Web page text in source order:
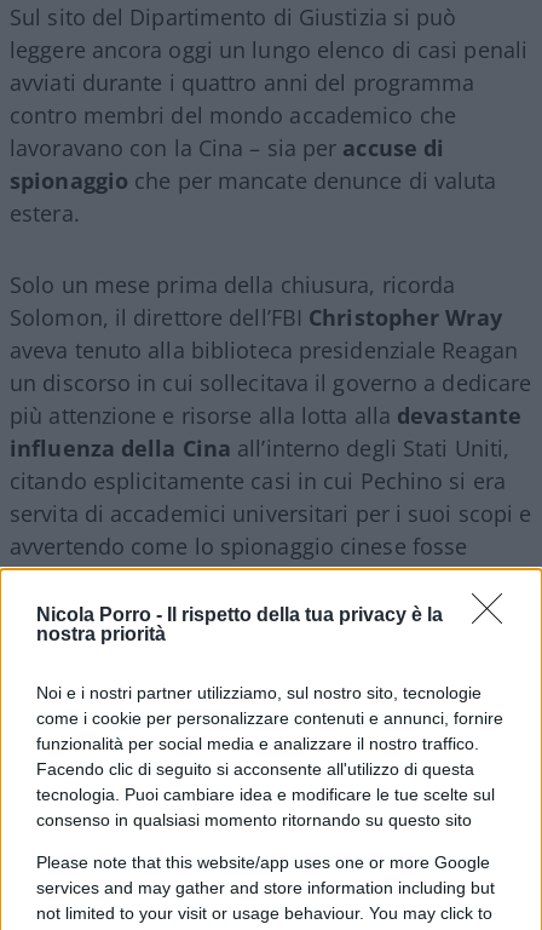
Nicola Porro -
Il rispetto della tua privacy è la
nostra priorità
Noi e i nostri partner utilizziamo, sul nostro sito, tecnologie
come i cookie per personalizzare contenuti e annunci, fornire
funzionalità per social media e analizzare il nostro traffico.
Facendo clic di seguito si acconsente all'utilizzo di questa
tecnologia. Puoi cambiare idea e modificare le tue scelte sul
consenso in qualsiasi momento ritornando su questo sito
Please note that this website/app uses one or more Google
services and may gather and store information including but
not limited to your visit or usage behaviour. You may click to
Sul sito del Dipartimento di Giustizia si può
leggere ancora oggi un lungo elenco di casi penali
avviati durante i quattro anni del programma
contro membri del mondo accademico che
lavoravano con la Cina – sia per accuse di
spionaggio che per mancate denunce di valuta
estera.
Solo un mese prima della chiusura, ricorda
Solomon, il direttore dell’FBI Christopher Wray
aveva tenuto alla biblioteca presidenziale Reagan
un discorso in cui sollecitava il governo a dedicare
più attenzione e risorse alla lotta alla devastante
influenza della Cina all’interno degli Stati Uniti,
citando esplicitamente casi in cui Pechino si era
servita di accademici universitari per i suoi scopi e
avvertendo come lo spionaggio cinese fosse
diventato“più sfacciato e più dannoso”.
I legami con l’Università della
Pennsylvania
Estesi i legami dell’Università della Pennsylvania
sia con la famiglia Biden che con la Cina. La sua
ex presidente,Amy Gutmann, ad esempio, nel
ambasciatore in Germania.